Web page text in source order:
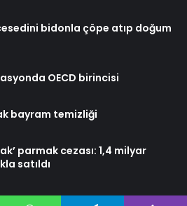
bidonla çöpe atıp doğum
OECD birincisi
bayram temizliği
parmak cezası: 1,4 milyar
satıldı